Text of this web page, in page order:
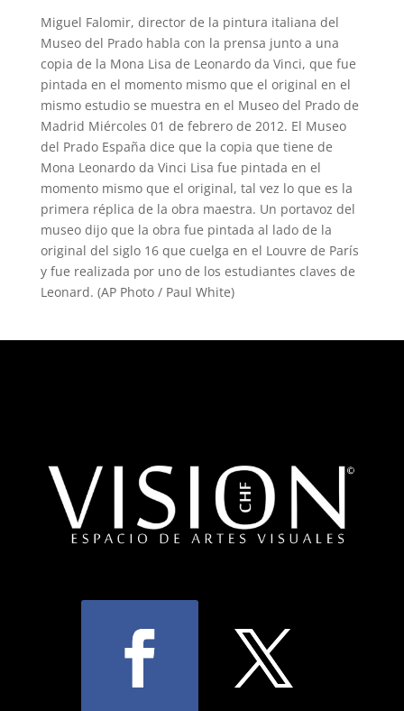
Miguel Falomir, director de la pintura italiana del
Museo del Prado habla con la prensa junto a una
copia de la Mona Lisa de Leonardo da Vinci, que fue
pintada en el momento mismo que el original en el
mismo estudio se muestra en el Museo del Prado de
Madrid Miércoles 01 de febrero de 2012. El Museo
del Prado España dice que la copia que tiene de
Mona Leonardo da Vinci Lisa fue pintada en el
momento mismo que el original, tal vez lo que es la
primera réplica de la obra maestra. Un portavoz del
museo dijo que la obra fue pintada al lado de la
original del siglo 16 que cuelga en el Louvre de París
y fue realizada por uno de los estudiantes claves de
Leonard. (AP Photo / Paul White)